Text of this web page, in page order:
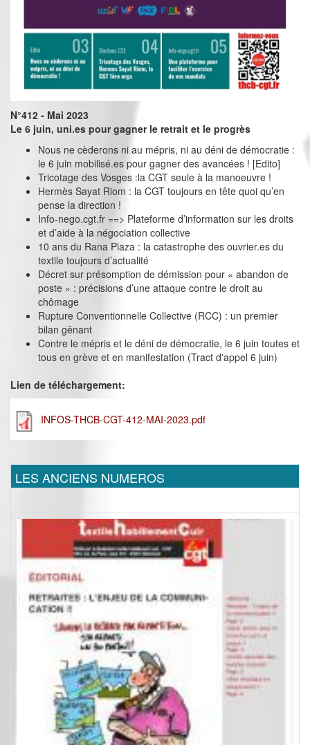
N°412 - Mai 2023
Le 6 juin, uni.es pour gagner le retrait et le progrès
Nous ne cèderons ni au mépris, ni au déni de démocratie :
le 6 juin mobilisé.es pour gagner des avancées ! [Edito]
Tricotage des Vosges :la CGT seule à la manoeuvre !
Hermès Sayat Riom : la CGT toujours en tête quoi qu’en
pense la direction !
Info-nego.cgt.fr ==> Plateforme d’information sur les droits
et d’aide à la négociation collective
10 ans du Rana Plaza : la catastrophe des ouvrier.es du
textile toujours d’actualité
Décret sur présomption de démission pour « abandon de
poste » : précisions d’une attaque contre le droit au
chômage
Rupture Conventionnelle Collective (RCC) : un premier
bilan gênant
Contre le mépris et le déni de démocratie, le 6 juin toutes et
tous en grève et en manifestation (Tract d'appel 6 juin)
Lien de téléchargement:
INFOS-THCB-CGT-412-MAI-2023.pdf
LES ANCIENS NUMEROS